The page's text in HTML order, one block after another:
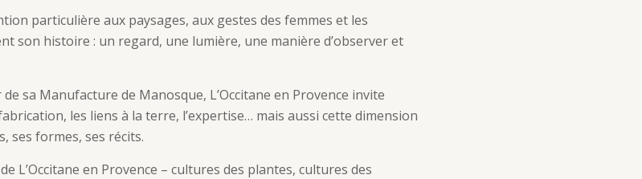
particulière aux paysages, aux gestes des femmes et les
son histoire : un regard, une lumière, une manière d’observer et
sa Manufacture de Manosque, L’Occitane en Provence invite
les liens à la terre, l’expertise… mais aussi cette dimension
ses formes, ses récits.
L’Occitane en Provence – cultures des plantes, cultures des